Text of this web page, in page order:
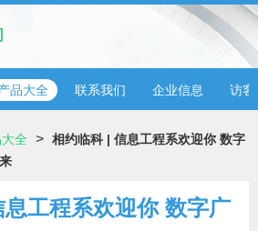
品大全 联系我们 企业信息 访客
全 > 相约临科 | 信息工程系欢迎你 数字
工程系欢迎你 数字广